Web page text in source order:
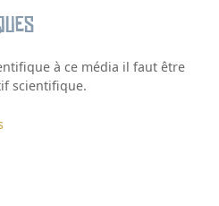
à ce média il faut être
scientifique.